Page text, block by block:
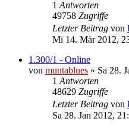
1 Antworten
49758 Zugriffe
Letzter Beitrag von
Mi 14. Mär 2012,
1.300/1 - Online
von muntablues » Sa 28.
1 Antworten
48629 Zugriffe
Letzter Beitrag von
Sa 28. Jan 2012,